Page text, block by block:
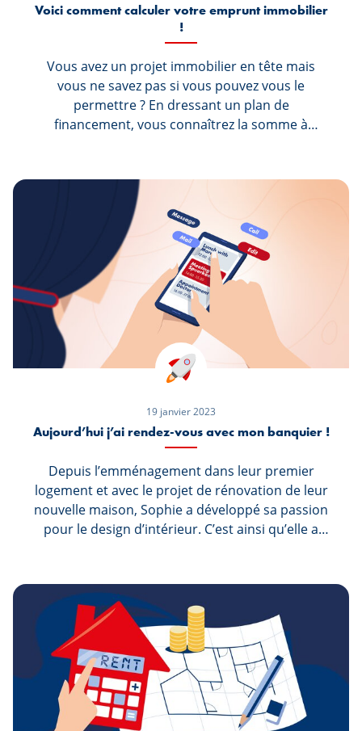
Voici comment calculer votre emprunt immobilier
!
Vous avez un projet immobilier en tête mais
vous ne savez pas si vous pouvez vous le
permettre ? En dressant un plan de
financement, vous connaîtrez la somme à
plus clair.
19 janvier 2023
Aujourd’hui j’ai rendez-vous avec mon banquier !
Depuis l’emménagement dans leur premier
logement et avec le projet de rénovation de leur
nouvelle maison, Sophie a développé sa passion
pour le design d’intérieur. C’est ainsi qu’elle a
approfondie. Avec un calendrier bien chargé,
heureusement qu'elle peut maintenant fixer son
rendez-vous Spuerkeess via S-Net et
spuerkeess.lu !